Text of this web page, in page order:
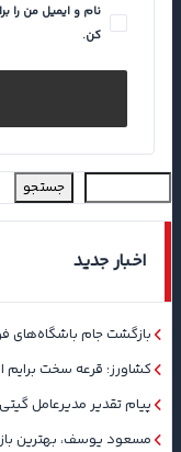
نام و ایمیل من را
کن.
جستجو
اخبار جدید
بازگشت جام باشگاه‌های
کشاورز: قرعه سخت برایم
پیام تقدیر مدیرعامل
مسعود یوسف، بهترین